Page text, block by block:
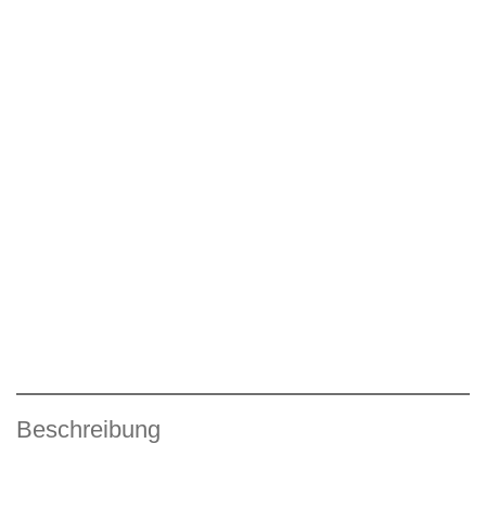
Beschreibung